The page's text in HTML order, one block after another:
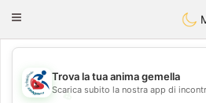
Handi
Toggle
💖
Trova la tua anima gemella
Scarica subito la nostra app di